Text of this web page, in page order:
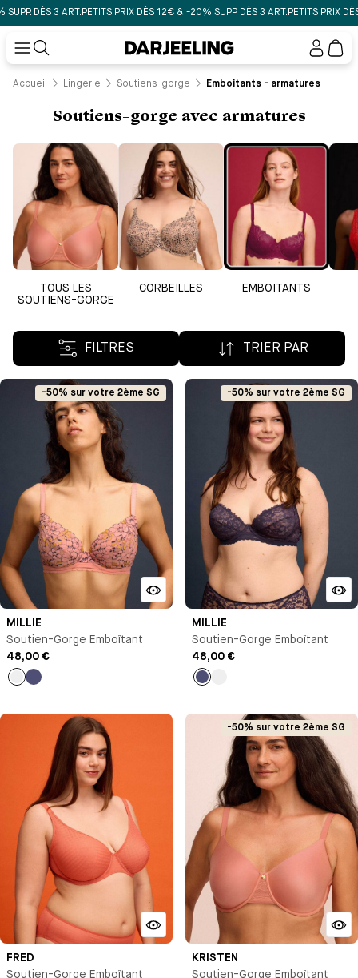
DÈS 3 ART. PETITS PRIX DÈS 12€ & -20% SUPP. DÈS 3 ART. PETITS PRIX DÈS 12€
Mon
Accueil Lingerie Soutiens-gorge Emboitants - armatures
Soutiens-gorge avec armatures
TOUS LES
SOUTIENS-GORGE
CORBEILLES EMBOITANTS
FILTRES TRIER PAR
-50% sur votre 2ème SG
MILLIE
Soutien-Gorge Emboîtant
48,00 €
Pêche
-50% sur votre 2ème SG
MILLIE
Soutien-Gorge Emboîtant
48,00 €
Bleu
FRED
Soutien-Gorge Emboîtant
-50% sur votre 2ème SG
KRISTEN
Soutien-Gorge Emboîtant